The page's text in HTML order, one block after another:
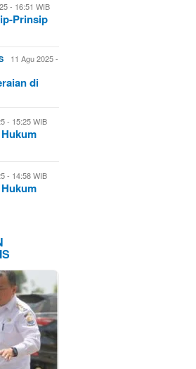
- 16:51 WIB
Prinsip
11 Agu 2025 -
di
- 15:25 WIB
- 14:58 WIB